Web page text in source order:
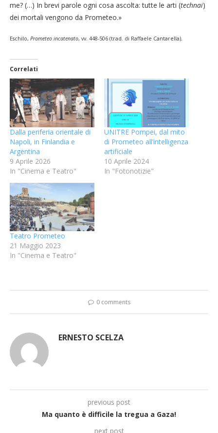
me? (…) In brevi parole ogni cosa ascolta: tutte le arti (technai)
dei mortali vengono da Prometeo.»
Eschilo, Prometeo incatenato, vv. 448-506 (trad. di Raffaele Cantarella).
Correlati
Dalla periferia orientale di
Napoli, in Finlandia e
Argentina
9 Aprile 2026
In "Cinema e Teatro"
UNITRE Pompei, dal mito
di Prometeo all’intelligenza
artificiale
10 Aprile 2024
In "Fotonotizie"
Teatro Prometeo
21 Maggio 2023
In "Cinema e Teatro"
0 comments
ERNESTO SCELZA
previous post
Ma quanto è difficile la tregua a Gaza!
next post